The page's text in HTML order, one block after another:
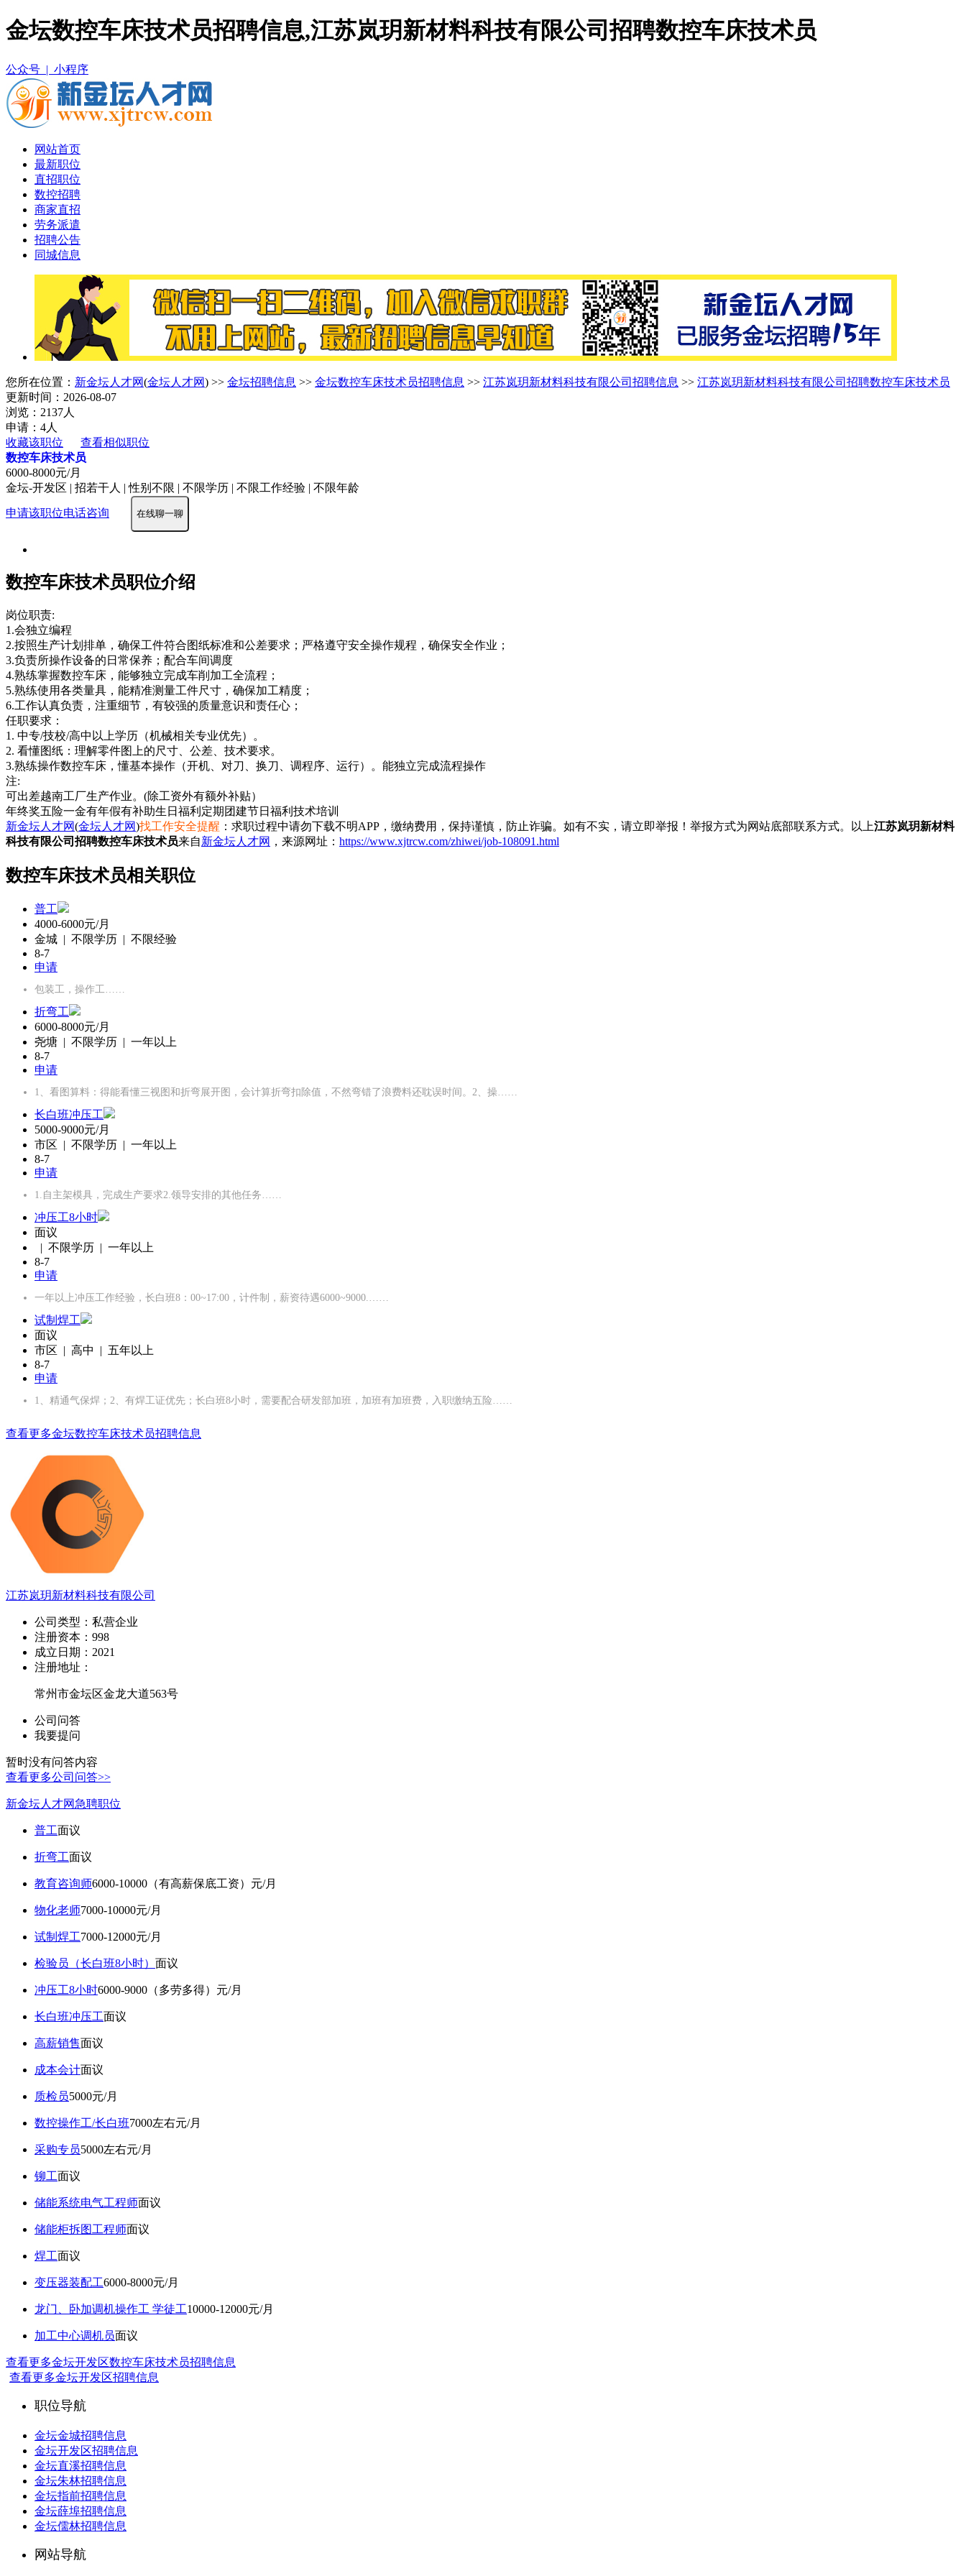
金坛数控车床技术员招聘信息,江苏岚玥新材料科技有限公司招聘数控车床技术员
公众号 | 小程序
网站首页
最新职位
直招职位
数控招聘
商家直招
劳务派遣
招聘公告
同城信息
您所在位置： 新金坛人才网(金坛人才网) >> 金坛招聘信息 >> 金坛数控车床技术员招聘信息 >> 江苏岚玥新材料科技有限公司招聘信息 >> 江苏岚玥新材料科技有限公司招聘数控车床技术员
更新时间：2026-08-07
浏览：2137人
申请：4人
收藏该职位
查看相似职位
数控车床技术员
6000-8000元/月
金坛-开发区 | 招若干人 | 性别不限 | 不限学历 | 不限工作经验 | 不限年龄
申请该职位电话咨询 在线聊一聊
数控车床技术员职位介绍
岗位职责:
1.会独立编程
2.按照生产计划排单，确保工件符合图纸标准和公差要求；严格遵守安全操作规程，确保安全作业；
3.负责所操作设备的日常保养；配合车间调度
4.熟练掌握数控车床，能够独立完成车削加工全流程；
5.熟练使用各类量具，能精准测量工件尺寸，确保加工精度；
6.工作认真负责，注重细节，有较强的质量意识和责任心；
任职要求：
1. 中专/技校/高中以上学历（机械相关专业优先）。
2. 看懂图纸：理解零件图上的尺寸、公差、技术要求。
3.熟练操作数控车床，懂基本操作（开机、对刀、换刀、调程序、运行）。能独立完成流程操作
注:
年终奖五险一金有年假有补助生日福利 定期团建节日福利 技术培训
新金坛人才网(金坛人才网)找工作安全提醒 ：求职过程中请勿下载不明APP，缴纳费用，保持谨慎，防止诈骗。如有不实，请立即举报！举报方式为网站底部联系方式。以上江苏岚玥新材料
科技有限公司招聘数控车床技术员来自新金坛人才网 ，来源网址： https://www.xjtrcw.com/zhiwei/job-108091.html
数控车床技术员相关职位
普工
4000-6000元/月
金城 | 不限学历 | 不限经验
8-7
申请
包装工，操作工……
折弯工
6000-8000元/月
尧塘 | 不限学历 | 一年以上
8-7
申请
1、‌看图算料‌：得能看懂三视图和折弯展开图，会计算折弯扣除值，不然弯错了浪费料还耽误时间。2、‌操……
长白班冲压工
5000-9000元/月
市区 | 不限学历 | 一年以上
8-7
申请
1.自主架模具，完成生产要求2.领导安排的其他任务……
冲压工8小时
面议
| 不限学历 | 一年以上
8-7
申请
一年以上冲压工作经验，长白班8：00~17:00，计件制，薪资待遇6000~9000.……
试制焊工
面议
市区 | 高中 | 五年以上
8-7
申请
1、精通气保焊；2、有焊工证优先；长白班8小时，需要配合研发部加班，加班有加班费，入职缴纳五险……
查看更多金坛数控车床技术员招聘信息
江苏岚玥新材料科技有限公司
公司类型： 私营企业
注册资本： 998
成立日期： 2021
注册地址：
常州市金坛区金龙大道563号
公司问答
我要提问
暂时没有问答内容
查看更多公司问答>>
新金坛人才网急聘职位
普工面议
折弯工面议
教育咨询师6000-10000（有高薪保底工资）元/月
物化老师7000-10000元/月
试制焊工7000-12000元/月
检验员（长白班8小时） 面议
冲压工8小时6000-9000（多劳多得）元/月
长白班冲压工面议
高薪销售面议
成本会计面议
质检员5000元/月
数控操作工/长白班7000左右元/月
采购专员5000左右元/月
铆工面议
储能系统电气工程师面议
储能柜拆图工程师面议
焊工面议
变压器装配工6000-8000元/月
龙门、卧加调机操作工 学徒工10000-12000元/月
加工中心调机员面议
查看更多金坛开发区数控车床技术员招聘信息
查看更多金坛开发区招聘信息
职位导航
金坛金城招聘信息
金坛开发区招聘信息
金坛直溪招聘信息
金坛朱林招聘信息
金坛指前招聘信息
金坛薛埠招聘信息
金坛儒林招聘信息
网站导航